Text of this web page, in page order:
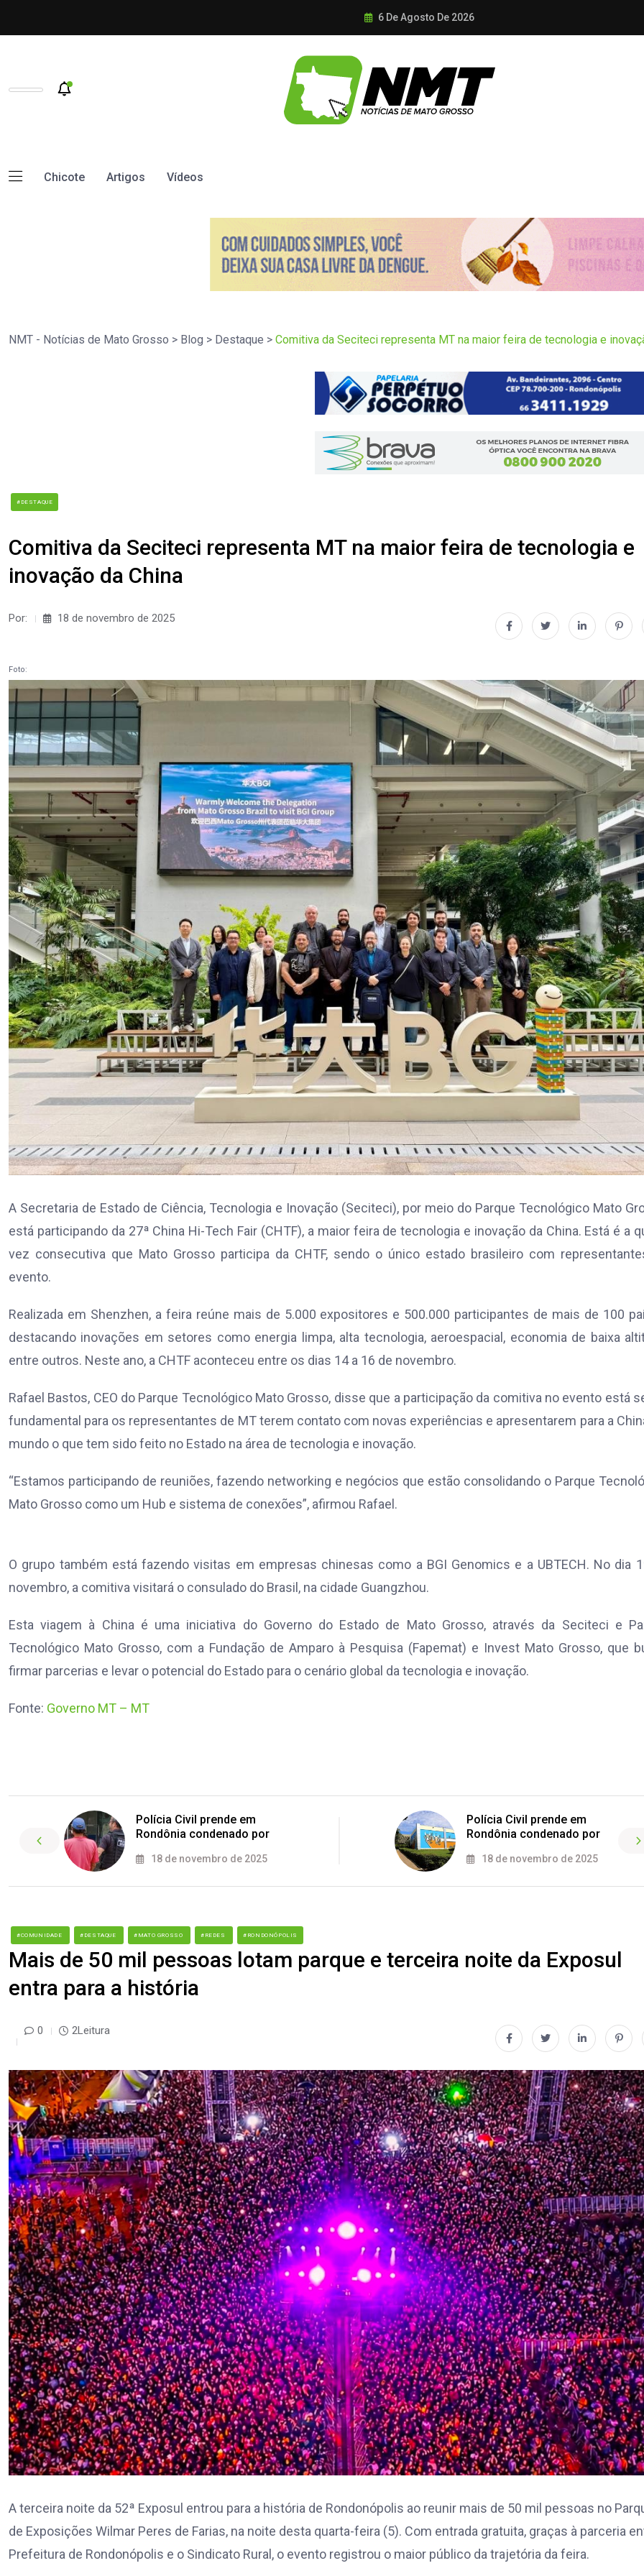
6 De Agosto De 2026
Chicote Artigos Vídeos
NMT - Notícias de Mato Grosso > Blog > Destaque > Comitiva da Seciteci representa MT na maior feira de tecnologia e
#DESTAQUE
Comitiva da Seciteci representa MT na maior feira de tecnologia e
inovação da China
Por: 18 de novembro de 2025
Foto:
A Secretaria de Estado de Ciência, Tecnologia e Inovação (Seciteci), por meio do Parque Tecnológico Mato
está participando da 27ª China Hi-Tech Fair (CHTF), a maior feira de tecnologia e inovação da China. Está é a
vez consecutiva que Mato Grosso participa da CHTF, sendo o único estado brasileiro com
evento.
Realizada em Shenzhen, a feira reúne mais de 5.000 expositores e 500.000 participantes de mais de 100
destacando inovações em setores como energia limpa, alta tecnologia, aeroespacial, economia de baixa
entre outros. Neste ano, a CHTF aconteceu entre os dias 14 a 16 de novembro.
Rafael Bastos, CEO do Parque Tecnológico Mato Grosso, disse que a participação da comitiva no evento está
fundamental para os representantes de MT terem contato com novas experiências e apresentarem para a
mundo o que tem sido feito no Estado na área de tecnologia e inovação.
“Estamos participando de reuniões, fazendo networking e negócios que estão consolidando o Parque
Mato Grosso como um Hub e sistema de conexões”, afirmou Rafael.
O grupo também está fazendo visitas em empresas chinesas como a BGI Genomics e a UBTECH. No dia
novembro, a comitiva visitará o consulado do Brasil, na cidade Guangzhou.
Esta viagem à China é uma iniciativa do Governo do Estado de Mato Grosso, através da Seciteci e
Tecnológico Mato Grosso, com a Fundação de Amparo à Pesquisa (Fapemat) e Invest Mato Grosso, que
firmar parcerias e levar o potencial do Estado para o cenário global da tecnologia e inovação.
Fonte: Governo MT – MT
Polícia Civil prende em
Rondônia condenado por
18 de novembro de 2025
Polícia Civil prende em
Rondônia condenado por
18 de novembro de 2025
#COMUNIDADE #DESTAQUE #MATO GROSSO #REDES #RONDONÓPOLIS
Mais de 50 mil pessoas lotam parque e terceira noite da Exposul
entra para a história
0 2Leitura
A terceira noite da 52ª Exposul entrou para a história de Rondonópolis ao reunir mais de 50 mil pessoas no
de Exposições Wilmar Peres de Farias, na noite desta quarta-feira (5). Com entrada gratuita, graças à parceria
Prefeitura de Rondonópolis e o Sindicato Rural, o evento registrou o maior público da trajetória da feira.